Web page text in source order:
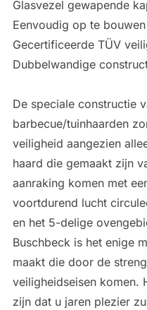
Glasvezel gewapende
Eenvoudig op te bouwen
Gecertificeerde TÜV
Dubbelwandige
De speciale constructie
barbecue/tuinhaarden
veiligheid aangezien
haard die gemaakt zijn
aanraking komen met
voortdurend lucht
en het 5-delige
Buschbeck is het enige
maakt die door de
veiligheidseisen komen.
zijn dat u jaren plezier